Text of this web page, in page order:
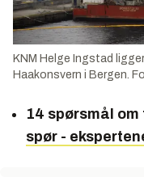
KNM Helge Ingstad
Haakonsvern i Bergen.
14 spørsmål
spør -